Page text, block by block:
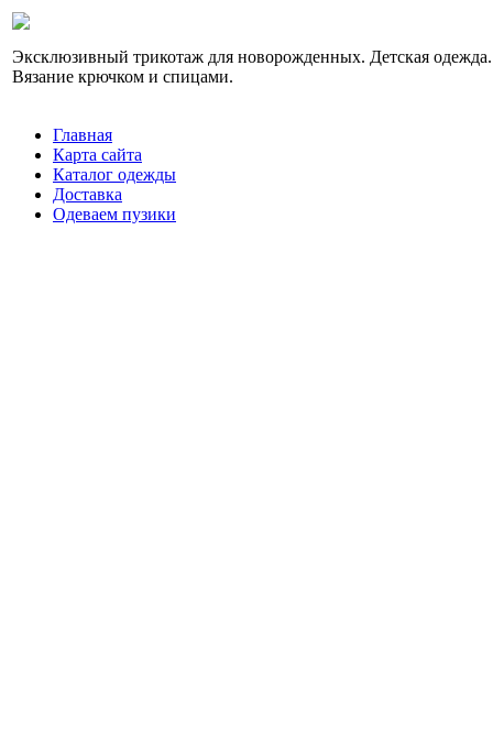
Эксклюзивный трикотаж для новорожденных. Детская одежда.
Вязание крючком и спицами.
Главная
Карта сайта
Каталог одежды
Доставка
Одеваем пузики